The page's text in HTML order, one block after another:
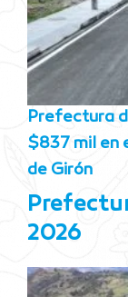
Prefectura
$837 mil en
de Girón
2026